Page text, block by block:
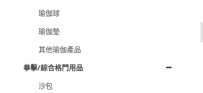
瑜伽球
瑜伽墊
其他瑜伽產品
拳擊/綜合格鬥用品
沙包